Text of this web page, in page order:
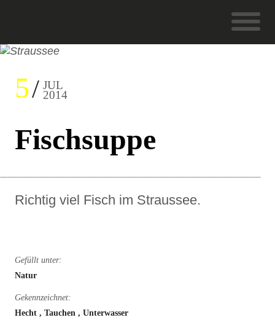
5 JUL
2014
Fischsuppe
Richtig viel Fisch im Straussee.
Gefüllt unter:
Natur
Gekennzeichnet:
Hecht
Tauchen Unterwasser